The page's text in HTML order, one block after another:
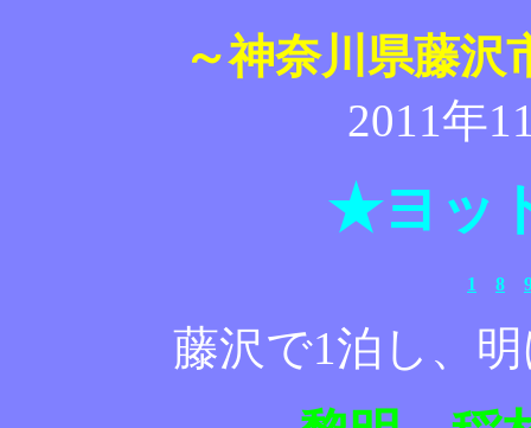
～神奈川県藤沢
2011年
★ヨッ
1 8
藤沢で1泊し、